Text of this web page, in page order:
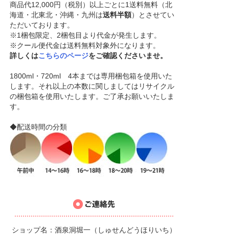
商品代12,000円（税別）以上ごとに1送料無料（北
海道・北東北・沖縄・九州は送料半額）とさせてい
ただいております。
※1梱包限定、2梱包目より代金が発生します。
※クール便代金は送料無料対象外になります。
詳しくはこちらのページをご確認くださいませ。
1800ml・720ml 4本までは専用梱包箱を使用いた
します。それ以上の本数に関しましてはリサイクル
の梱包箱を使用いたします。ご了承お願いいたしま
す。
◆配送時間の分類
ショップ名：酒泉洞堀一（しゅせんどうほりいち）